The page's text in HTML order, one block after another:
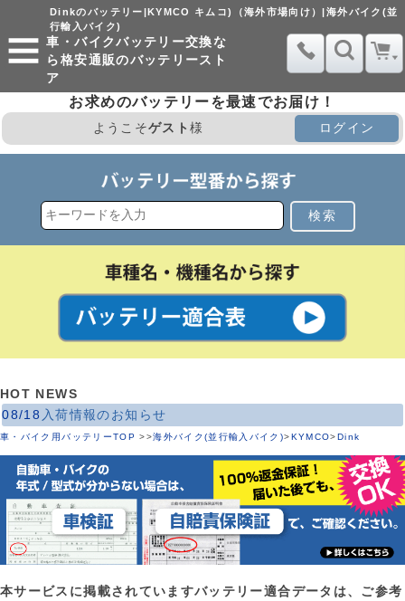
Dinkのバッテリー|KYMCO キムコ)（海外市場向け）|海外バイク(並
行輸入バイク)
車・バイクバッテリー交換な
ら格安通販のバッテリースト
ア
お求めのバッテリーを最速でお届け！
ようこそゲスト様 ログイン
検索
HOT NEWS
08/18 入荷情報のお知らせ
車・バイク用バッテリーTOP >>海外バイク(並行輸入バイク)> KYMCO> Dink
本サービスに掲載されていますバッテリー適合データは、ご参考